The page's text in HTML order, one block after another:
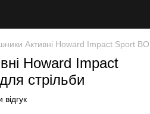
Активні Howard Impact Sport
Howard Impact
стрільби